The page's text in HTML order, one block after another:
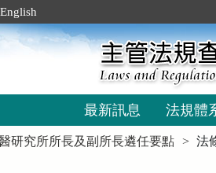
English
最新訊息 法規體
研究所所長及副所長遴任要點 法